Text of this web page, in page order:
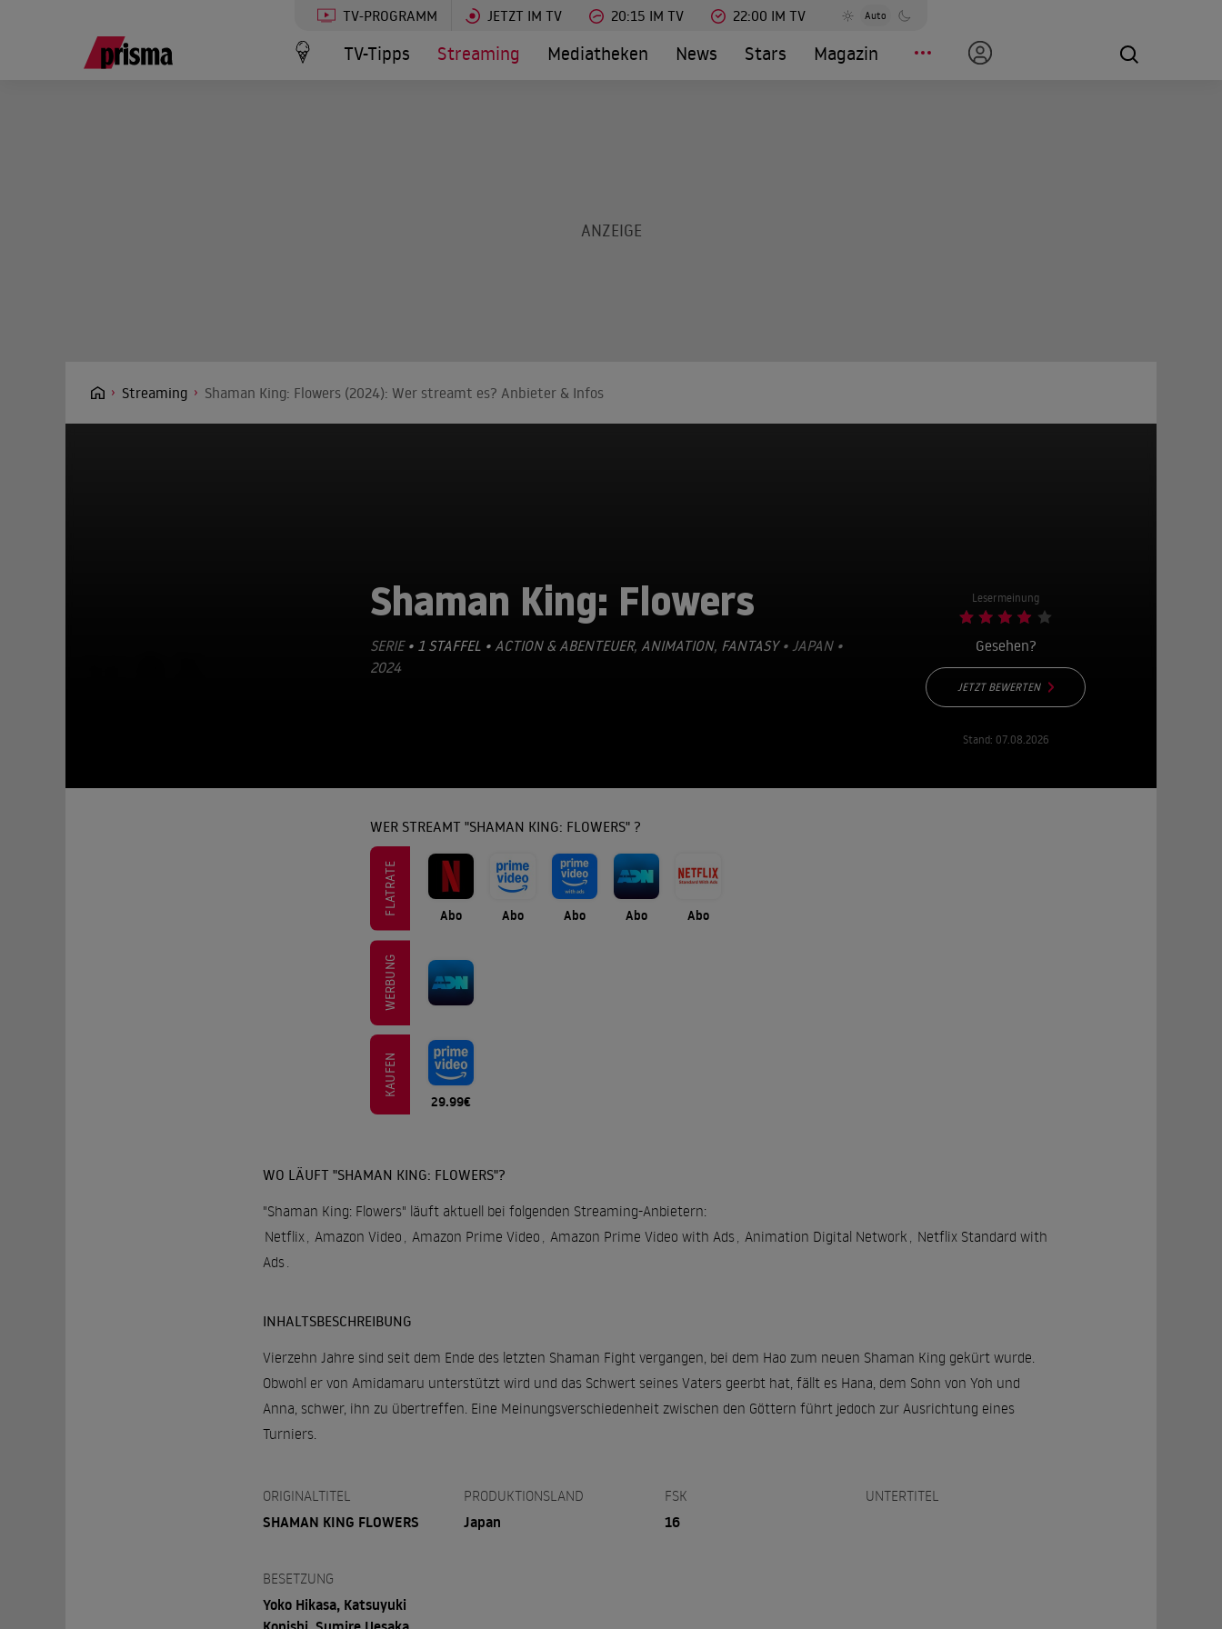
TV-PROGRAMM JETZT IM TV 20:15 IM TV 22:00 IM TV Auto
TV-Tipps Streaming Mediatheken News Stars Magazin
Streaming Shaman King: Flowers (2024): Wer streamt es? Anbieter & Infos
Shaman King: Flowers
SERIE • 1 STAFFEL • ACTION & ABENTEUER, ANIMATION, FANTASY• JAPAN •
2024
Lesermeinung
Gesehen?
JETZT BEWERTEN
Stand: 07.08.2026
WER STREAMT "SHAMAN KING: FLOWERS" ?
FLATRATE Abo Abo Abo Abo Abo
WERBUNG
KAUFEN
29.99€
WO LÄUFT "SHAMAN KING: FLOWERS"?
"Shaman King: Flowers" läuft aktuell bei folgenden Streaming-Anbietern:
Netflix, Amazon Video , Amazon Prime Video , Amazon Prime Video with Ads, Animation Digital Network , Netflix Standard with
Ads.
INHALTSBESCHREIBUNG
Vierzehn Jahre sind seit dem Ende des letzten Shaman Fight vergangen, bei dem Hao zum neuen Shaman King gekürt wurde.
Obwohl er von Amidamaru unterstützt wird und das Schwert seines Vaters geerbt hat, fällt es Hana, dem Sohn von Yoh und
Anna, schwer, ihn zu übertreffen. Eine Meinungsverschiedenheit zwischen den Göttern führt jedoch zur Ausrichtung eines
Turniers.
ORIGINALTITEL
SHAMAN KING FLOWERS
PRODUKTIONSLAND
Japan
FSK
16
UNTERTITEL
BESETZUNG
Yoko Hikasa, Katsuyuki